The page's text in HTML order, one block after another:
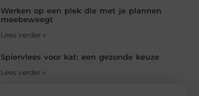
Werken op een plek die met je plannen
meebeweegt
Lees verder »
Spiervlees voor kat: een gezonde keuze
Lees verder »